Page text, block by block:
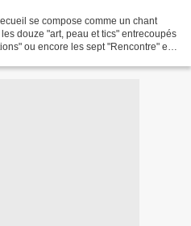
se compose comme un chant
douze "art, peau et tics" entrecoupés
ou encore les sept "Rencontre" et